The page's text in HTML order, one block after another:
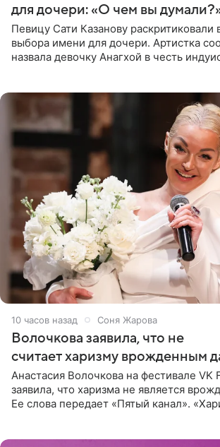
для дочери: «О чем вы
Певицу Сати Казанову раскритиковали
выбора имени для дочери. Артистка
назвала девочку Анагхой в честь
10 часов назад Соня Жарова
Волочкова заявила, что не
считает харизму врожденным
Анастасия Волочкова на фестивале VK
заявила, что харизма не является
Ее слова передает «Пятый канал».